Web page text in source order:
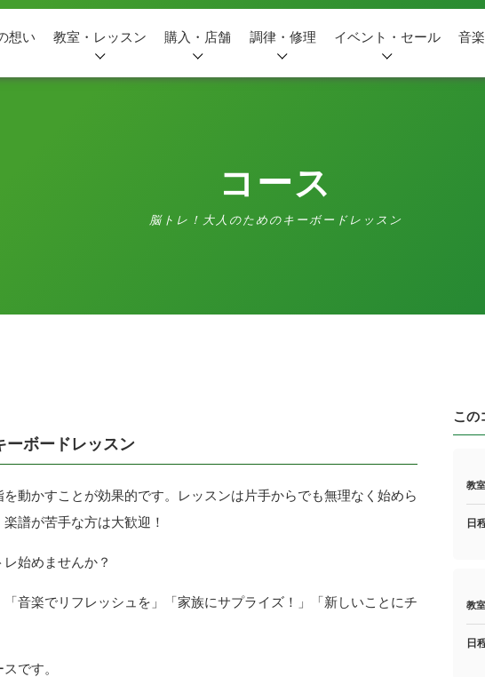
想い 教室・レッスン 購入・店舗 調律・修理 イベント・セール 音
コース
脳トレ！大人のためのキーボードレッスン
ーボードレッスン
動かすことが効果的です。レッスンは片手からでも無理なく始めら
譜が苦手な方は大歓迎！
始めませんか？
「音楽でリフレッシュを」「家族にサプライズ！」「新しいことにチ
です。
この
教室
日
教室
日